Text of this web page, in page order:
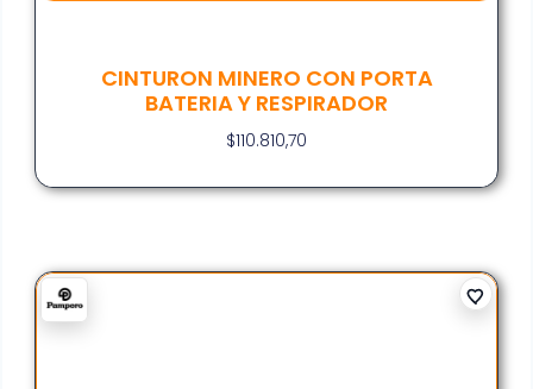
CINTURON MINERO CON PORTA
BATERIA Y RESPIRADOR
$110.810,70